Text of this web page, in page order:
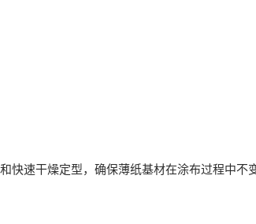
快速干燥定型，确保薄纸基材在涂布过程中不